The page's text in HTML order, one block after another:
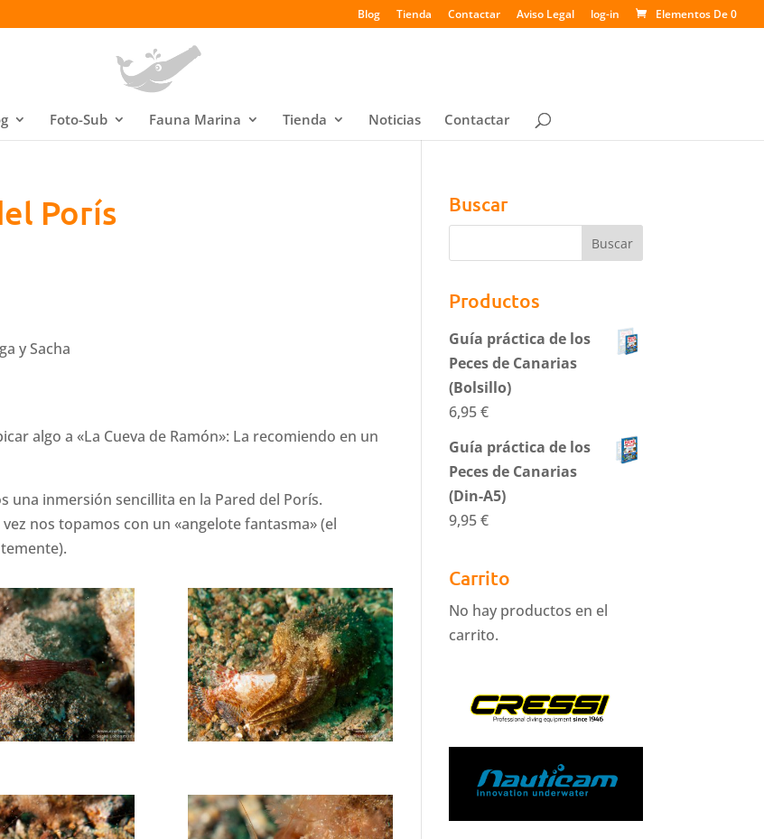
Blog Tienda Contactar Aviso Legal log-in Elementos De 0
Foto-Sub Fauna Marina Tienda Noticias Contactar
Porís
y Sacha
algo a «La Cueva de Ramón»: La recomiendo en un
una inmersión sencillita en la Pared del Porís.
nos topamos con un «angelote fantasma» (el
Buscar
Productos
Guía práctica de los
Peces de Canarias
(Bolsillo)
6,95€
Guía práctica de los
Peces de Canarias
(Din-A5)
9,95€
Carrito
No hay productos en el
carrito.